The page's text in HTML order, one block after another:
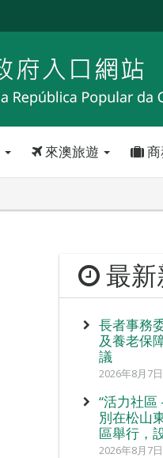
來澳旅遊 商
最
長者事務
及養老保
議
2026年8月7
“活力社區
別在松山
區舉行，
2026年8月7